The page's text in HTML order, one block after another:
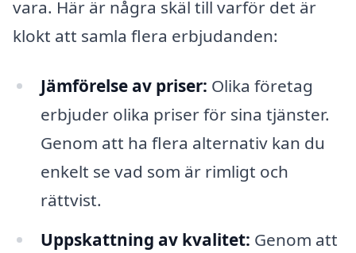
vara. Här är några skäl till varför det är
klokt att samla flera erbjudanden:
Jämförelse av priser: Olika företag
erbjuder olika priser för sina tjänster.
Genom att ha flera alternativ kan du
enkelt se vad som är rimligt och
rättvist.
Uppskattning av kvalitet: Genom att